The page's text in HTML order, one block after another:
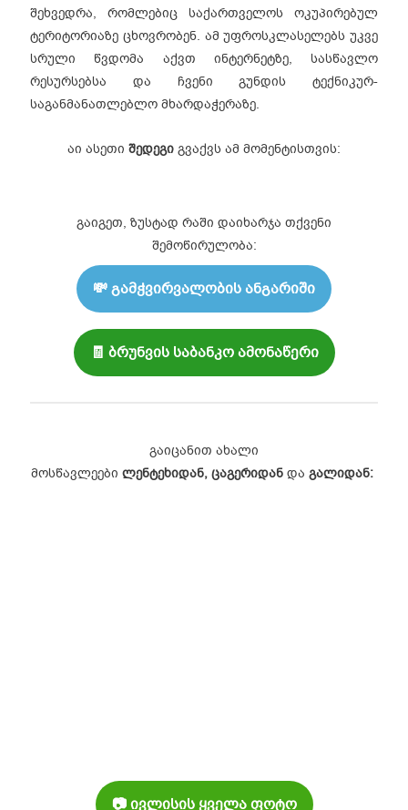
შეხვედრა, რომლებიც საქართველოს ოკუპირებულ
ტერიტორიაზე ცხოვრობენ. ამ უფროსკლასელებს უკვე
სრული წვდომა აქვთ ინტერნეტზე, სასწავლო
რესურსებსა და ჩვენი გუნდის ტექნიკურ-
საგანმანათლებლო მხარდაჭერაზე.
აი ასეთი შედეგი გვაქვს ამ მომენტისთვის:
გაიგეთ, ზუსტად რაში დაიხარჯა თქვენი
შემოწირულობა:
💸 გამჭვირვალობის ანგარიში
🧾 ბრუნვის საბანკო ამონაწერი
გაიცანით ახალი
მოსწავლეები ლენტეხიდან, ცაგერიდან და გალიდან:
📷 ივლისის ყველა ფოტო